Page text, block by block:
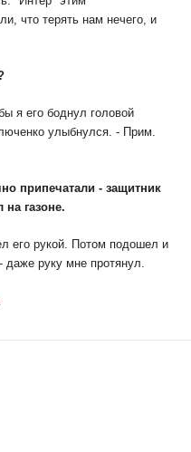
что терять нам нечего, и
я его боднул головой
улыбнулся. - Прим.
припечатали - защитник
газоне.
его рукой. Потом подошел и
даже руку мне протянул.